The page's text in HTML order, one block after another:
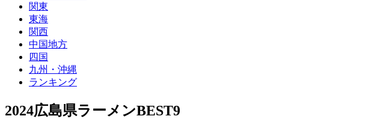
関東
東海
関西
中国地方
四国
九州・沖縄
ランキング
2024広島県ラーメンBEST9